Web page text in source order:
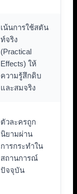
เน้นการใช้สตัน
ท์จริง
(Practical
Effects) ให้
ความรู้สึกดิบ
และสมจริง
ตัวละครถูก
นิยามผ่าน
การกระทำใน
สถานการณ์
ปัจจุบัน